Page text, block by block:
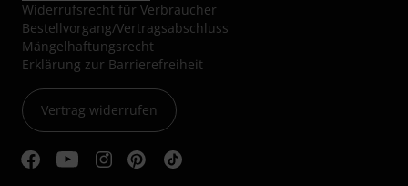
Widerrufsrecht für Verbraucher
Bestellvorgang/Vertragsabschluss
Mängelhaftungsrecht
Erklärung zur Barrierefreiheit
Vertrag widerrufen